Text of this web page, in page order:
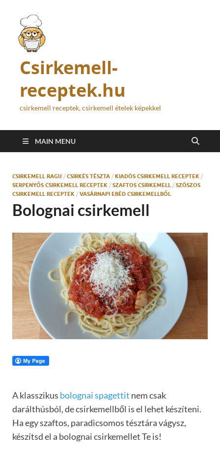
Csirkemell-
receptek.hu
csirkemell receptek, csirkemell ételek képekkel
MAIN MENU
CSIRKEMELL RAGU / CSIRKÉS TÉSZTA / KIADÓS CSIRKEMELL RECEPTEK /
SERPENYŐS CSIRKEMELL RECEPTEK / SZAFTOS CSIRKEMELL / SZÓSZOS
CSIRKEMELL RECEPTEK / VASÁRNAPI EBÉD CSIRKEMELLBŐL
Bolognai csirkemell
A klasszikus bolognai spagettit nem csak
darálthúsból, de csirkemellből is el lehet készíteni.
Ha egy szaftos, paradicsomos tésztára vágysz,
készítsd el a bolognai csirkemellet Te is!